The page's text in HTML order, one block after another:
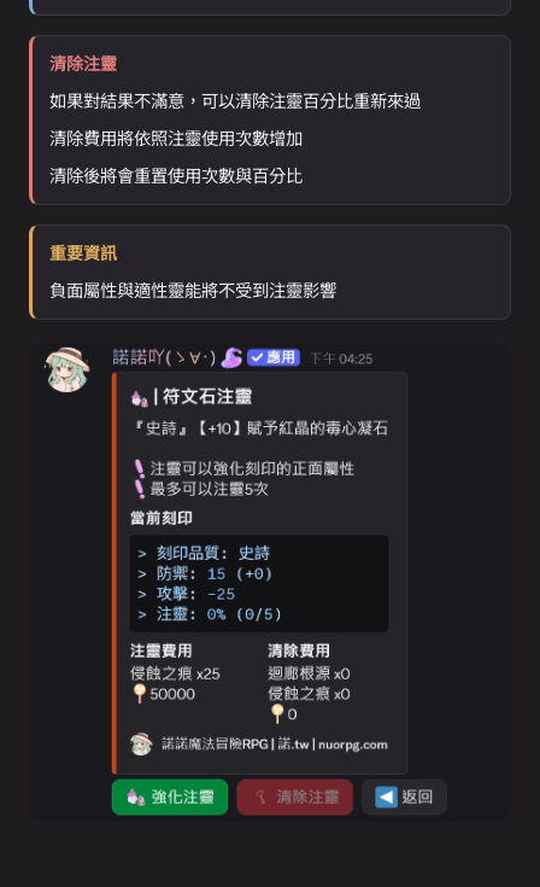
清除注靈
如果對結果不滿意，可以清除注靈百分比重新來過
清除費用將依照注靈使用次數增加
清除後將會重置使用次數與百分比
重要資訊
負面屬性與適性靈能將不受到注靈影響